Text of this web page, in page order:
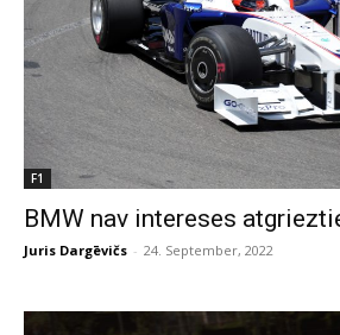
F1
BMW nav intereses
Juris Dargēvičs - 24. September, 2022